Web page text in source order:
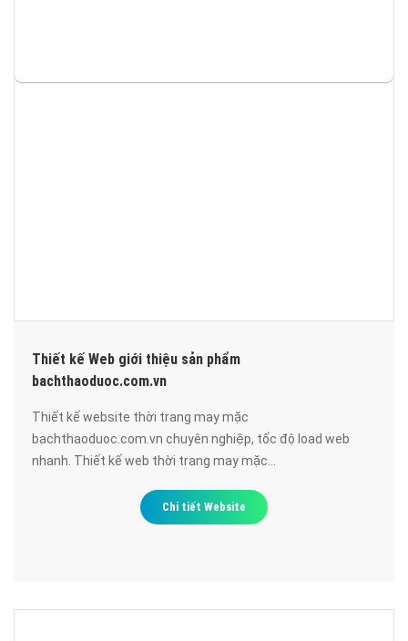
Thiết kế Web giới thiệu sản phẩm
bachthaoduoc.com.vn
Thiết kế website thời trang may mặc
bachthaoduoc.com.vn chuyên nghiệp, tốc độ load web
nhanh. Thiết kế web thời trang may mặc
cao, uy tín, chất lượng. Chi tiết Website